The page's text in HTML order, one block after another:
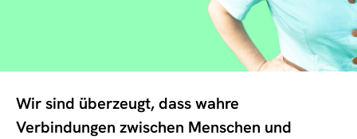
Wir sind überzeugt, dass wahre
Verbindungen zwischen Menschen und